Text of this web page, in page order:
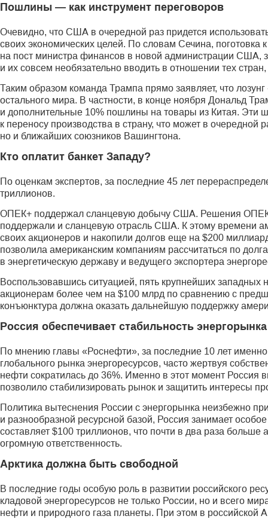
Пошлины — как инструмент переговоров
Очевидно, что США в очередной раз придется
своих экономических целей. По словам Сечина,
на пост министра финансов в новой администрации США,
и их совсем необязательно вводить в отношении тех
Таким образом команда Трампа прямо заявляет, что
остального мира. В частности, в конце нояб­ря Дональд
и дополнительные 10% пошлины на товары из Китая. Эти
к переносу производства в страну, что может в
но и ближайших союзников Вашингтона.
Кто оплатит банкет Западу?
По оценкам экспертов, за последние 45 лет
триллионов.
ОПЕК+ поддержал сланцевую добычу США. Решения
поддержали и сланцевую отрасль США. К этому времени
своих акционеров и накопили долгов еще на $200
позволила американским компаниям рассчитаться по
в энергетическую державу и ведущего экспортера
Воспользовавшись ситуацией, пять крупнейших
акционерам более чем на $100 млрд по сравнению с
конъюнктура должна оказать дальнейшую поддержку
Россия обеспечивает стабильность энергорынка
По мнению главы «Роснефти», за последние 10 лет
глобального рынка энергоресурсов, часто жертвуя
нефти сократилась до 36%. Именно в этот момент Россия
позволило стабилизировать рынок и защитить интересы
Политика вытеснения России с энергорынка неизбежно
и разнообразной ресурсной базой, Россия занимает
составляет $100 триллионов, что почти в два раза
огромную ответственность.
Арктика должна быть свободной
В последние годы особую роль в развитии российского
кладовой энергоресурсов не только России, но и всего
нефти и природного газа планеты. При этом в российской